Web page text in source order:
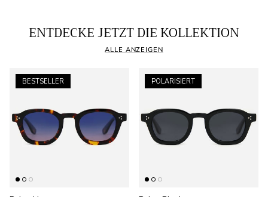
ENTDECKE JETZT DIE KOLLEKTION
ALLE ANZEIGEN
BESTSELLER POLARISIERT